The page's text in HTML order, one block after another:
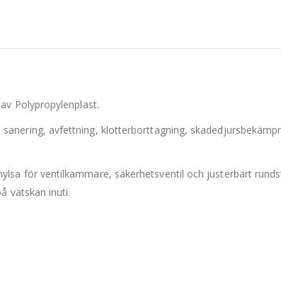
Polypropylenplast.
avfettning, klotterborttagning,
för ventilkammare, säkerhetsventil och justerbart
vätskan inuti.